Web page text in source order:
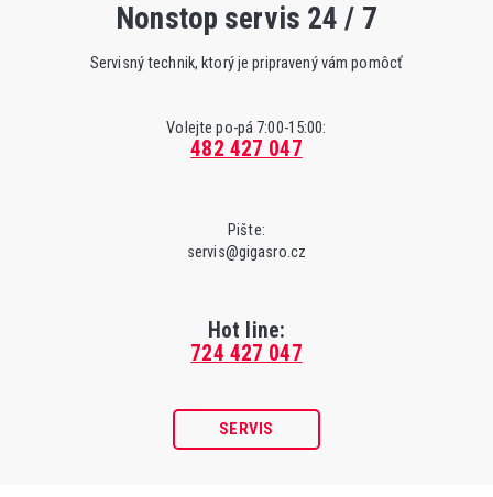
Nonstop servis 24 / 7
Servisný technik, ktorý je pripravený vám pomôcť
Volejte po-pá 7:00-15:00:
482 427 047
Pište:
servis@gigasro.cz
Hot line:
724 427 047
SERVIS